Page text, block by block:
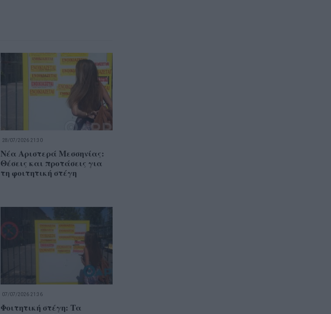
28/07/2026 21:30
Νέα Αριστερά Μεσσηνίας:
Θέσεις και προτάσεις για
τη φοιτητική στέγη
07/07/2026 21:36
Φοιτητική στέγη: Τα